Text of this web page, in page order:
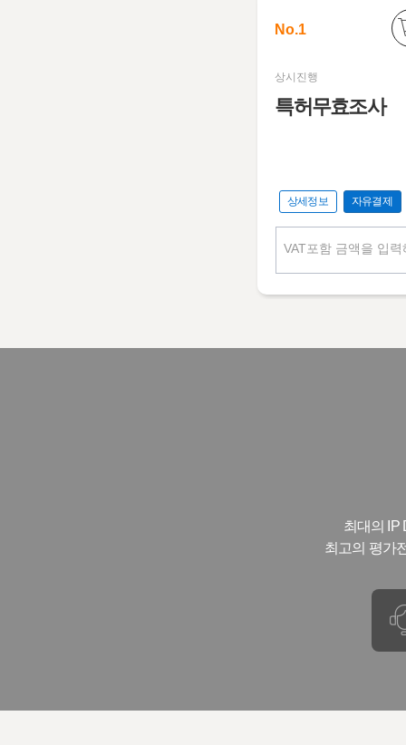
No.1
상시진행
특허무효조사
상세정보 자유결제
VAT포함 금액을 입
최대의 IP
최고의 평가